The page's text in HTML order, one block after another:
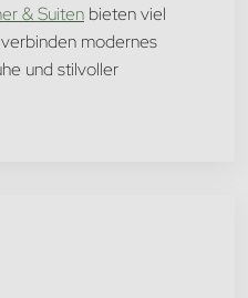
& Suiten bieten viel
modernes
und stilvoller